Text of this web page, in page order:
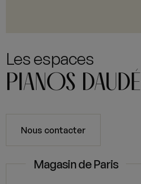
Les espaces
PIANOS DAUDÉ
Nous contacter
Magasin de Paris